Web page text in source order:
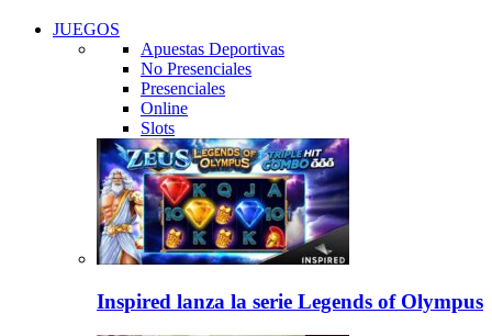
JUEGOS
Apuestas Deportivas
No Presenciales
Presenciales
Online
Slots
Inspired lanza la serie Legends of Olympus